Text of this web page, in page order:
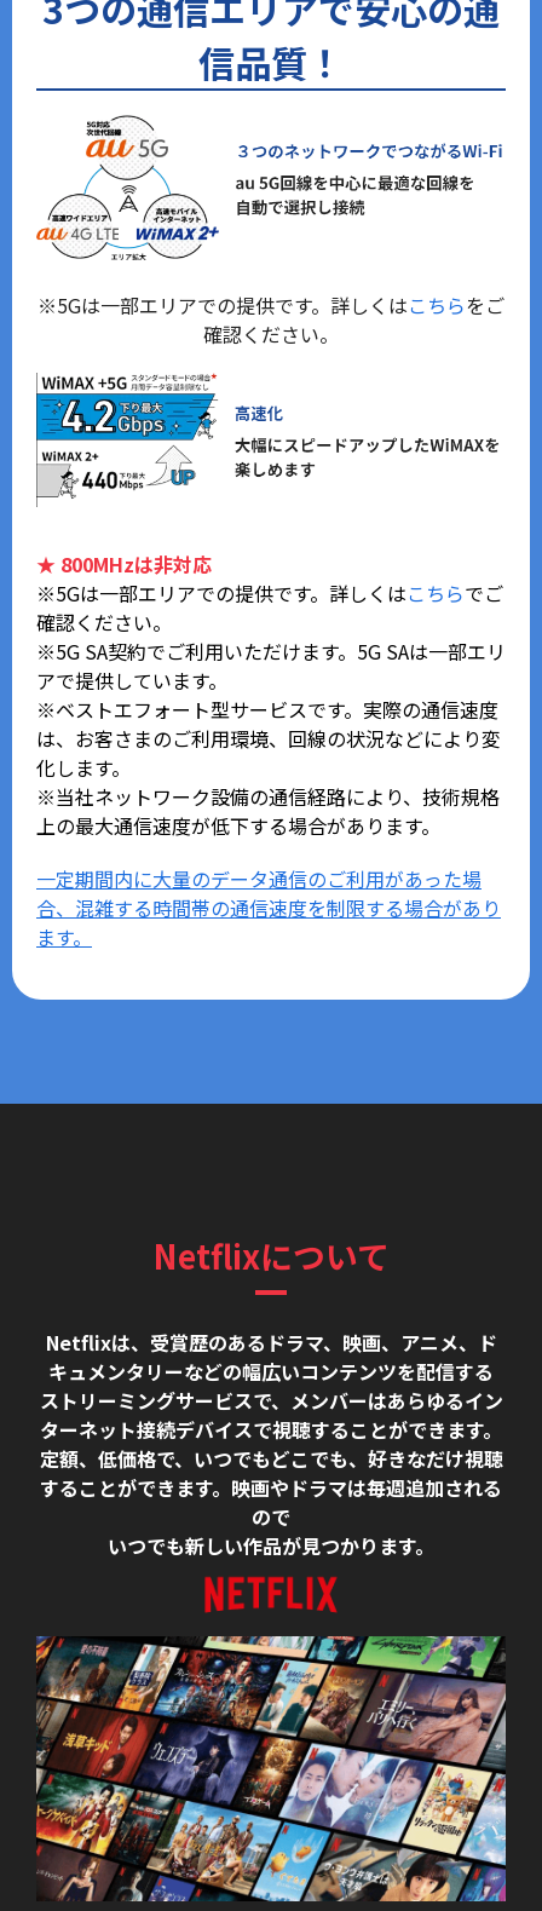
信品質！
※5Gは一部エリアでの提供です。詳しくはこちらをご
確認ください。
★ 800MHzは非対応
※5Gは一部エリアでの提供です。詳しくはこちらでご
確認ください。
※5G SA契約でご利用いただけます。5G SAは一部エリ
アで提供しています。
※ベストエフォート型サービスです。実際の通信速度
は、お客さまのご利用環境、回線の状況などにより変
化します。
※当社ネットワーク設備の通信経路により、技術規格
上の最大通信速度が低下する場合があります。
一定期間内に大量のデータ通信のご利用があった場
合、混雑する時間帯の通信速度を制限する場合があり
ます。
Netflixについて
Netflixは、受賞歴のあるドラマ、映画、アニメ、ド
キュメンタリーなどの幅広いコンテンツを配信する
ストリーミングサービスで、メンバーはあらゆるイン
ターネット接続デバイスで視聴することができます。
定額、低価格で、いつでもどこでも、好きなだけ視聴
することができます。映画やドラマは毎週追加される
ので
いつでも新しい作品が見つかります。